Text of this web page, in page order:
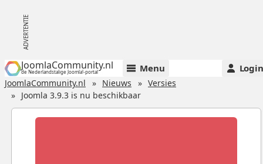
JoomlaCommunity.nl
de Nederlandstalige Joomla!-portal Menu Login
JoomlaCommunity.nl Nieuws
Versies
Joomla 3.9.3 is nu beschikbaar